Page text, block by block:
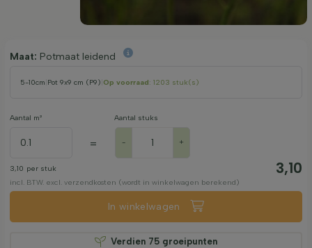
Maat: Potmaat leidend
5-10cm Pot 9x9 cm (P9) Op voorraad: 1203 stuk(s)
Aantal m²
=
Aantal stuks
- +
3,10 per stuk 3,10
incl. BTW. excl. verzendkosten (wordt in winkelwagen berekend)
In winkelwagen
Verdien 75groeipunten